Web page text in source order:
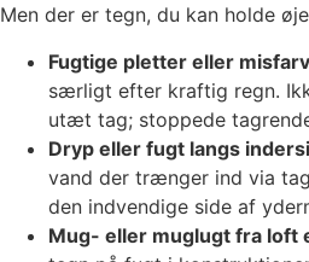
Men der er tegn, du kan holde
Fugtige pletter eller
særligt efter kraftig regn.
utæt tag; stoppede
Dryp eller fugt langs
vand der trænger ind via
den indvendige side af
Mug- eller muglugt fra loft